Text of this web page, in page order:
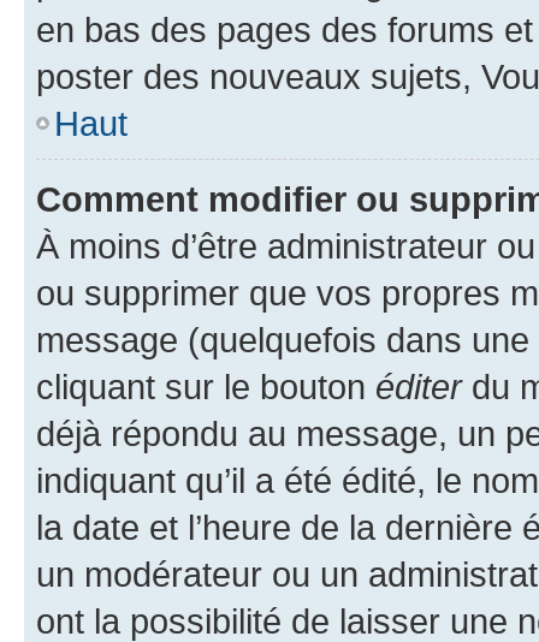
en bas des pages des forums
poster des nouveaux sujets,
Haut
Comment modifier ou
À moins d’être administrateur
ou supprimer que vos propres
message (quelquefois dans
cliquant sur le bouton éditerdu
déjà répondu au message, un
indiquant qu’il a été édité, le
la date et l’heure de la dernière
un modérateur ou un
ont la possibilité de laisser une